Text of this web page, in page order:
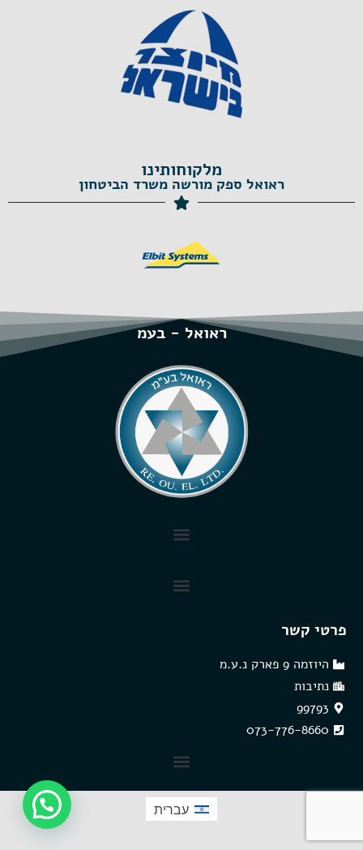
מלקוחותינו
ראואל ספק מורשה משרד הביטחון
ראואל - בעמ
פרטי קשר
היוזמה 9 פארק נ.ע.מ
נתיבות
99793
073-776-8660
עברית